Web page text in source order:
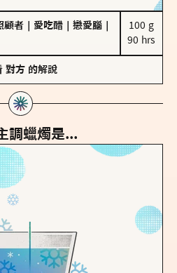
顧者 愛吃醋 戀愛腦
100 g
90 hrs
對方 的解說
調蠟燭是...